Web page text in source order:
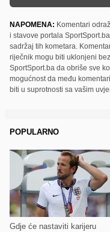
NAPOMENA: Komentari
i stavove portala
sadržaj tih kometara.
riječnik mogu biti uklonjeni
SportSport.ba da obriše sve
mogućnost da među
biti u suprotnosti sa vašim
POPULARNO
Gdje će nastaviti karijeru